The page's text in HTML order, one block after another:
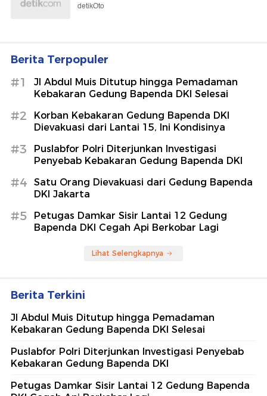
detikOto
Berita Terpopuler
#1
Jl Abdul Muis Ditutup hingga Pemadaman
Kebakaran Gedung Bapenda DKI Selesai
#2
Korban Kebakaran Gedung Bapenda DKI
Dievakuasi dari Lantai 15, Ini Kondisinya
#3
Puslabfor Polri Diterjunkan Investigasi
Penyebab Kebakaran Gedung Bapenda DKI
#4
Satu Orang Dievakuasi dari Gedung Bapenda
DKI Jakarta
#5
Petugas Damkar Sisir Lantai 12 Gedung
Bapenda DKI Cegah Api Berkobar Lagi
Lihat Selengkapnya
Berita Terkini
Jl Abdul Muis Ditutup hingga Pemadaman
Kebakaran Gedung Bapenda DKI Selesai
Puslabfor Polri Diterjunkan Investigasi Penyebab
Kebakaran Gedung Bapenda DKI
Petugas Damkar Sisir Lantai 12 Gedung Bapenda